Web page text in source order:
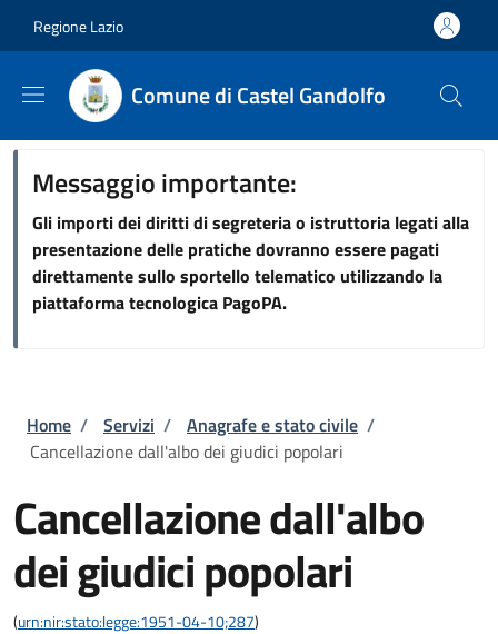
Regione Lazio
Comune di Castel Gandolfo
Messaggio importante:
Gli importi dei diritti di segreteria o istruttoria legati alla
presentazione delle pratiche dovranno essere pagati
direttamente sullo sportello telematico utilizzando la
piattaforma tecnologica PagoPA.
Briciole di pane
Home / Servizi / Anagrafe e stato civile /
Cancellazione dall'albo dei giudici popolari
Cancellazione dall'albo
dei giudici popolari
(urn:nir:stato:legge:1951-04-10;287)